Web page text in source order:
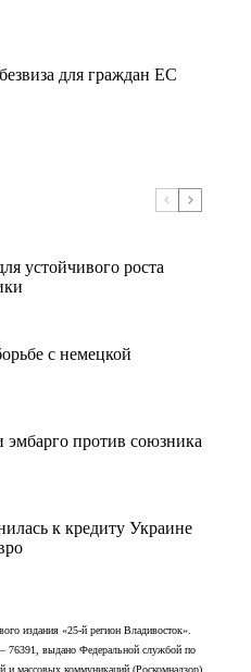
для граждан ЕС
устойчивого роста
с немецкой
против союзника
к кредиту Украине
издания «25-й регион Владивосток».
выдано Федеральной службой по
и массовых коммуникаций (Роскомнадзор)